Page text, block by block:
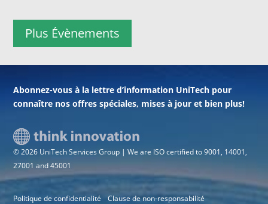
Plus Évènements
Abonnez-vous à la lettre d’information UniTech pour
connaître nos offres spéciales, mises à jour et bien plus!
© 2026 UniTech Services Group | We are ISO certified to 9001, 14001,
27001 and 45001
Politique de confidentialité Clause de non-responsabilité